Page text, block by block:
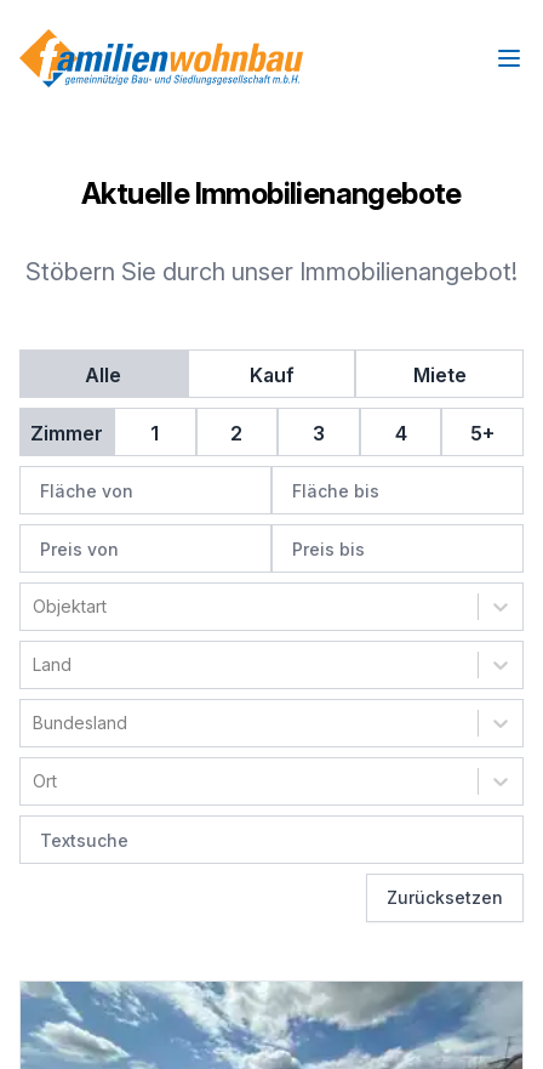
Aktuelle Immobilienangebote
Stöbern Sie durch unser Immobilienangebot!
Alle Kauf Miete
Zimmer 1 2 3 4 5+
Objektart
Land
Bundesland
Ort
Zurücksetzen